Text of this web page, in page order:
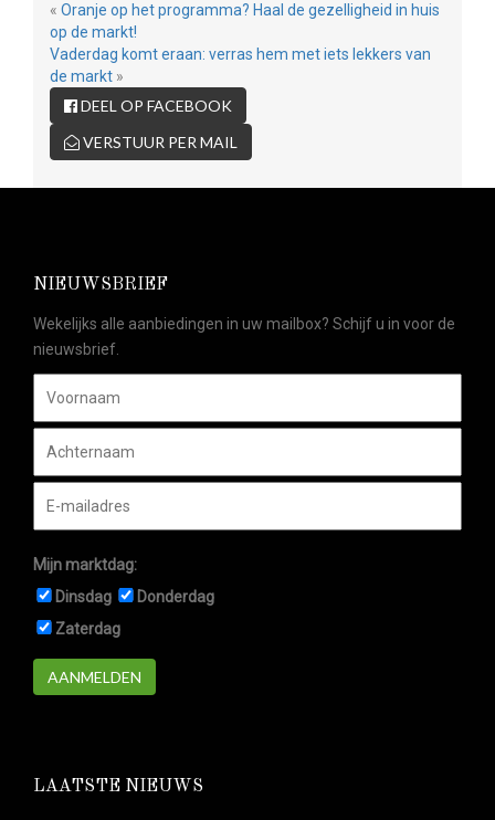
« Oranje op het programma? Haal de gezelligheid in huis
op de markt!
Vaderdag komt eraan: verras hem met iets lekkers van
de markt »
DEEL OP FACEBOOK
VERSTUUR PER MAIL
NIEUWSBRIEF
Wekelijks alle aanbiedingen in uw mailbox? Schijf u in voor de
nieuwsbrief.
Mijn marktdag:
Dinsdag
Donderdag
Zaterdag
AANMELDEN
LAATSTE NIEUWS